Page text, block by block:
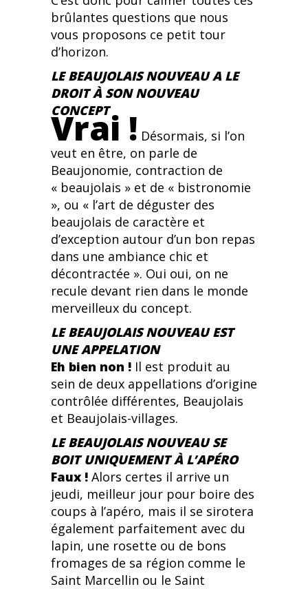
brûlantes questions que nous
vous proposons ce petit tour
d’horizon.
LE BEAUJOLAIS NOUVEAU A LE
DROIT À SON NOUVEAU
CONCEPT
Vrai ! Désormais, si l’on
veut en être, on parle de
Beaujonomie, contraction de
« beaujolais » et de « bistronomie
», ou « l’art de déguster des
beaujolais de caractère et
d’exception autour d’un bon repas
dans une ambiance chic et
décontractée ». Oui oui, on ne
recule devant rien dans le monde
merveilleux du concept.
LE BEAUJOLAIS NOUVEAU EST
UNE APPELATION
Eh bien non ! Il est produit au
sein de deux appellations d’origine
contrôlée différentes, Beaujolais
et Beaujolais-villages.
LE BEAUJOLAIS NOUVEAU SE
BOIT UNIQUEMENT À L’APÉRO
Faux ! Alors certes il arrive un
jeudi, meilleur jour pour boire des
coups à l’apéro, mais il se sirotera
également parfaitement avec du
lapin, une rosette ou de bons
fromages de sa région comme le
Saint Marcellin ou le Saint